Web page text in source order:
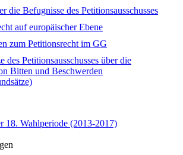
die Befugnisse des Petitionsausschusses
auf europäischer Ebene
zum Petitionsrecht im GG
des Petitionsausschusses über die
Bitten und Beschwerden
18. Wahlperiode (2013-2017)